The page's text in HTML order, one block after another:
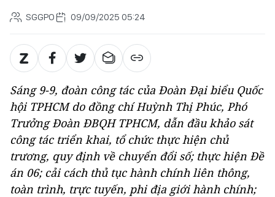
SGGPO 09/09/2025 05:24
Sáng 9-9, đoàn công tác của Đoàn Đại biểu Quốc
hội TPHCM do đồng chí Huỳnh Thị Phúc, Phó
Trưởng Đoàn ĐBQH TPHCM, dẫn đầu khảo sát
công tác triển khai, tổ chức thực hiện chủ
trương, quy định về chuyển đổi số; thực hiện Đề
án 06; cải cách thủ tục hành chính liên thông,
toàn trình, trực tuyến, phi địa giới hành chính;